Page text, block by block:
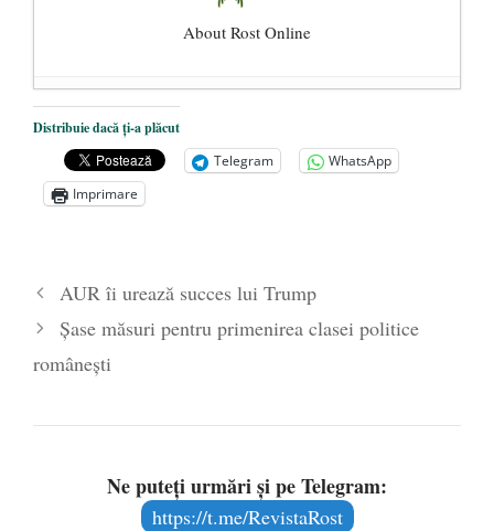
About Rost Online
Dezvăluiri cutremurătoare despre
președintele Ucrainei, Volodymyr
Zelensky
- 13 mai 2026
Statul care servește Națiunea
poetului Octavian Goga, înlăturat din Iași
- 16 aprilie 2026
Distribuie dacă ți-a plăcut
Telegram
WhatsApp
Imprimare
AUR îi urează succes lui Trump
Șase măsuri pentru primenirea clasei politice
românești
Ne puteți urmări și pe Telegram:
https://t.me/RevistaRost